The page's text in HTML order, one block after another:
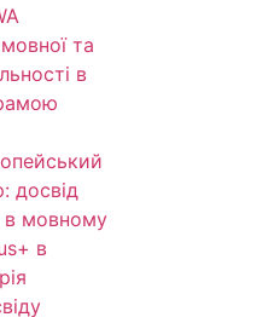
та
в
досвід
в мовному
в